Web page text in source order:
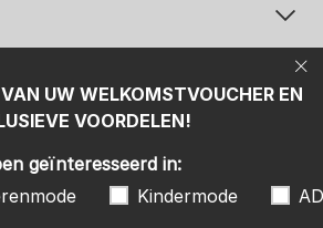
Uw
Aanmelden
Herenmode
Betaalwijzen
UW WELKOMSTVOUCHER EN
VOORDELEN!
geïnteresseerd in:
Kindermode